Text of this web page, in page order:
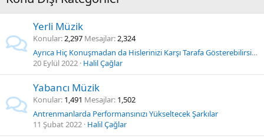
Yerli Müzik
Konular 2,297 Mesajlar 2,324
Ayrıca Hiç Konuşmadan da Hislerinizi Karşı Tarafa Gösterebilirsiniz Türkçe Slow Şarkı
20 Eylül 2022 Halil Çağlar
Yabancı Müzik
Konular 1,491 Mesajlar 1,502
Antrenmanlarda Performansınızı Yükseltecek Şarkılar
11 Şubat 2022 Halil Çağlar